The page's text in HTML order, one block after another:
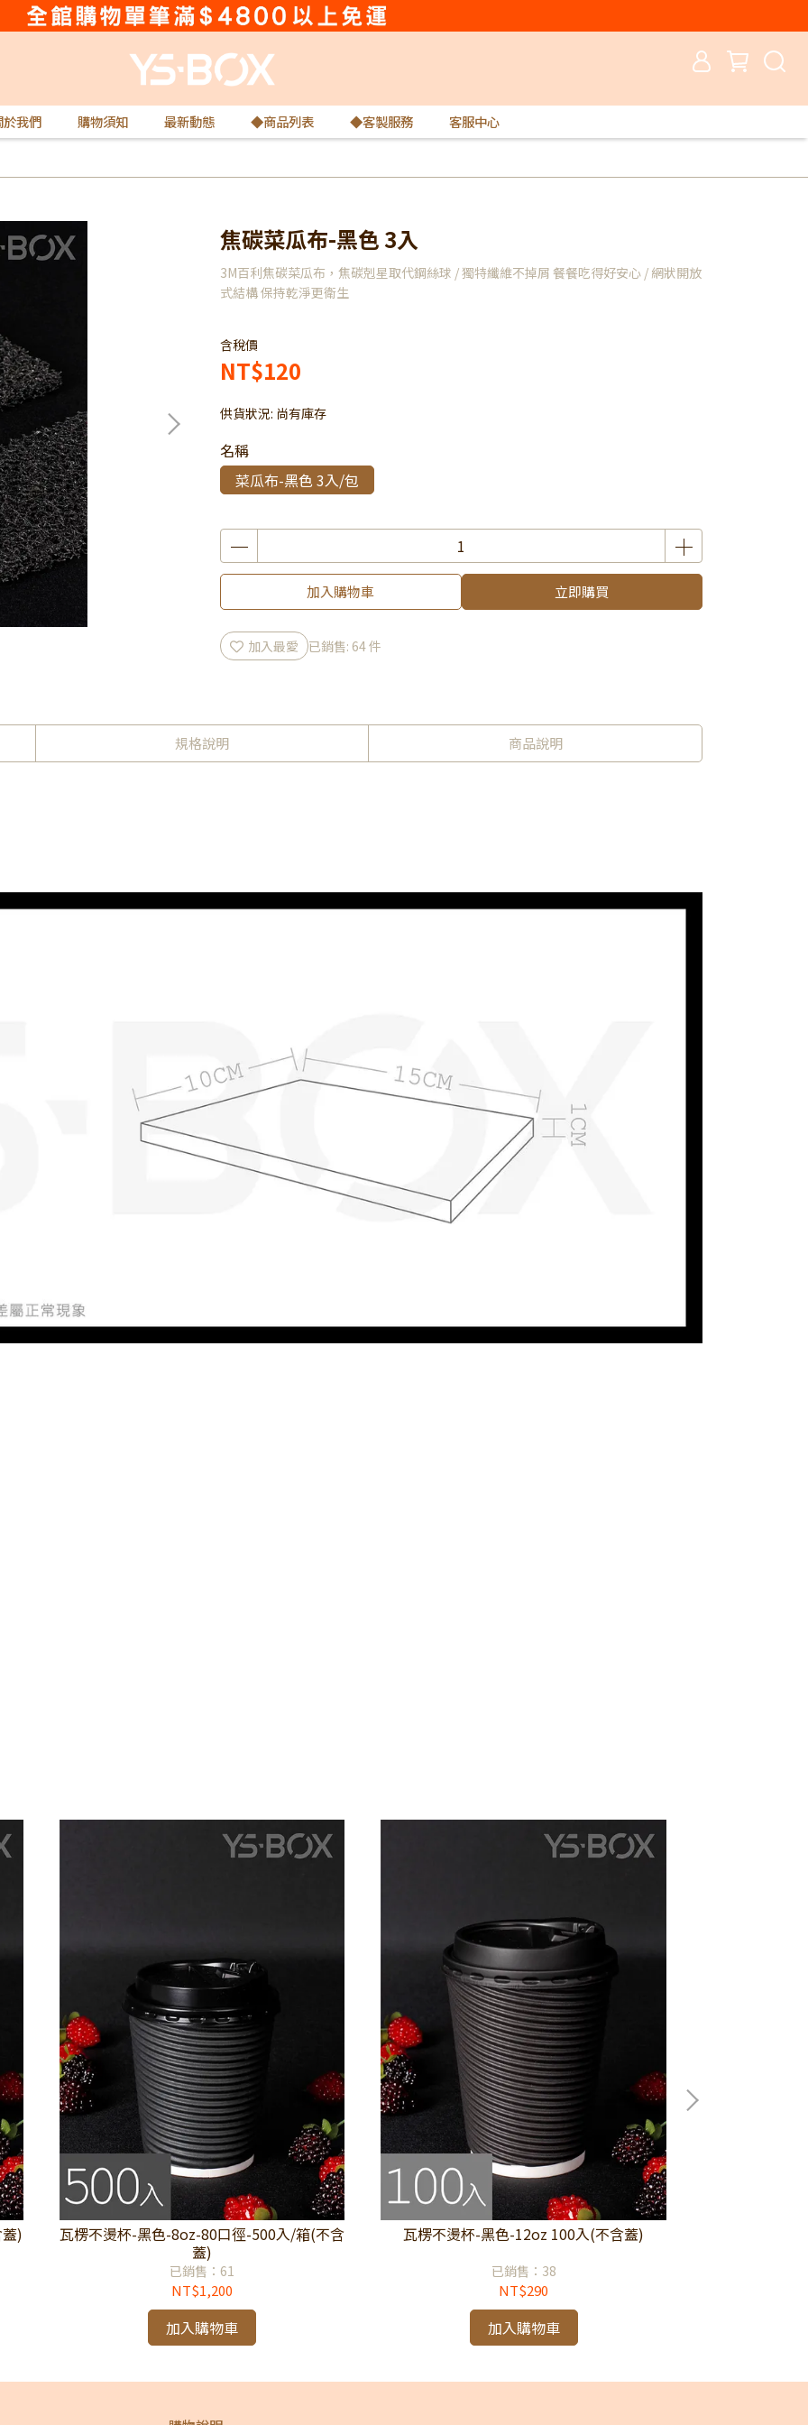
於我們 購物須知 最新動態 ◆商品列表 ◆客製服務 客服中心
焦碳菜瓜布-黑色 3入
3M百利焦碳菜瓜布，焦碳剋星取代鋼絲球 / 獨特纖維不掉屑 餐餐吃得好安心 / 網狀開放
式結構 保持乾淨更衛生
含稅價
NT$120
供貨狀況: 尚有庫存
名稱
菜瓜布-黑色 3入/包
加入購物車 立即購買
加入最愛 已銷售: 64 件
規格說明 商品說明
)
瓦楞不燙杯-黑色-8oz-80口徑-500入/箱(不含
蓋)
已銷售：61
NT$1,200
加入購物車
瓦楞不燙杯-黑色-12oz 100入(不含蓋)
已銷售：38
NT$290
加入購物車